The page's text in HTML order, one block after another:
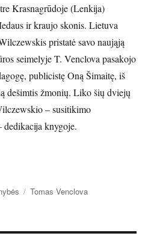
Krasnagrūdoje (Lenkija)
ir kraujo skonis. Lietuva
pristatė savo naująją
seimelyje T. Venclova pasakojo
publicistę Oną Šimaitę, iš
dešimtis žmonių. Liko šių dviejų
– susitikimo
dedikacija knygoje.
Žymos
Tomas Venclova